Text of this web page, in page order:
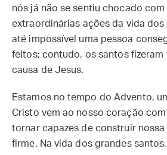
nós já não se sentiu chocado com
extraordinárias ações da vida dos
até impossível uma pessoa
feitos; contudo, os santos
causa de Jesus.
Estamos no tempo do Advento,
Cristo vem ao nosso coração
tornar capazes de construir
firme. Na vida dos grandes